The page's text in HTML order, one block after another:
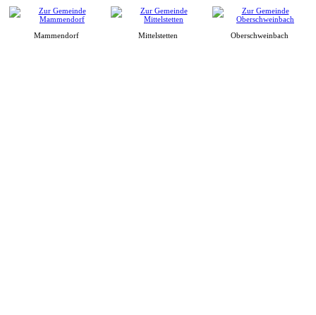
Mammendorf Mittelstetten Oberschweinbach